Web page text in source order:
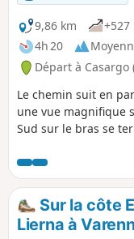
9,86 km
+527
4h 20
Départ à Casargo
Le chemin suit en
une vue magnifique
Sud sur le bras se
rocheux. Passage
m.
Sur la côte
Lierna à